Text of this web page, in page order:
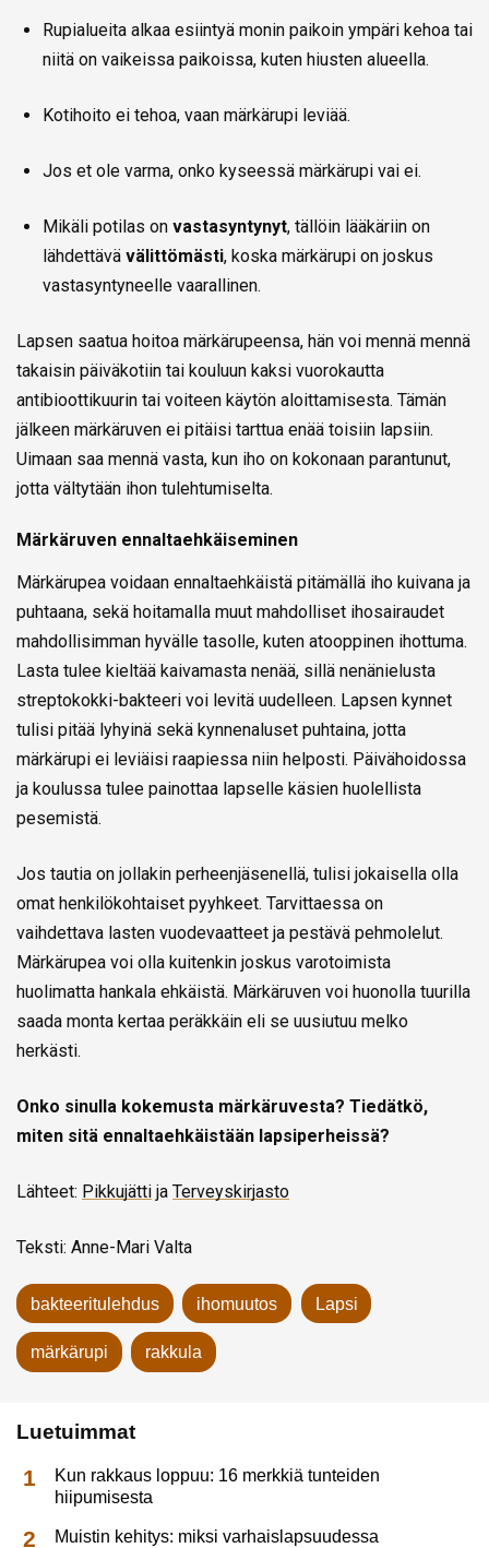
Rupialueita alkaa esiintyä monin paikoin ympäri kehoa tai
niitä on vaikeissa paikoissa, kuten hiusten alueella.
Kotihoito ei tehoa, vaan märkärupi leviää.
Jos et ole varma, onko kyseessä märkärupi vai ei.
Mikäli potilas on vastasyntynyt, tällöin lääkäriin on
lähdettävä välittömästi, koska märkärupi on joskus
vastasyntyneelle vaarallinen.
Lapsen saatua hoitoa märkärupeensa, hän voi mennä mennä
takaisin päiväkotiin tai kouluun kaksi vuorokautta
antibioottikuurin tai voiteen käytön aloittamisesta. Tämän
jälkeen märkäruven ei pitäisi tarttua enää toisiin lapsiin.
Uimaan saa mennä vasta, kun iho on kokonaan parantunut,
jotta vältytään ihon tulehtumiselta.
Märkäruven ennaltaehkäiseminen
Märkärupea voidaan ennaltaehkäistä pitämällä iho kuivana ja
puhtaana, sekä hoitamalla muut mahdolliset ihosairaudet
mahdollisimman hyvälle tasolle, kuten atooppinen ihottuma.
Lasta tulee kieltää kaivamasta nenää, sillä nenänielusta
streptokokki-bakteeri voi levitä uudelleen. Lapsen kynnet
tulisi pitää lyhyinä sekä kynnenaluset puhtaina, jotta
märkärupi ei leviäisi raapiessa niin helposti. Päivähoidossa
ja koulussa tulee painottaa lapselle käsien huolellista
pesemistä.
Jos tautia on jollakin perheenjäsenellä, tulisi jokaisella olla
omat henkilökohtaiset pyyhkeet. Tarvittaessa on
vaihdettava lasten vuodevaatteet ja pestävä pehmolelut.
Märkärupea voi olla kuitenkin joskus varotoimista
huolimatta hankala ehkäistä. Märkäruven voi huonolla tuurilla
saada monta kertaa peräkkäin eli se uusiutuu melko
herkästi.
Onko sinulla kokemusta märkäruvesta? Tiedätkö,
miten sitä ennaltaehkäistään lapsiperheissä?
Lähteet: Pikkujätti ja Terveyskirjasto
Teksti: Anne-Mari Valta
bakteeritulehdus ihomuutos Lapsi
märkärupi rakkula
Luetuimmat
Kun rakkaus loppuu: 16 merkkiä tunteiden
hiipumisesta
Muistin kehitys: miksi varhaislapsuudessa